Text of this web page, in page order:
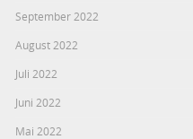
September 2022
August 2022
Juli 2022
Juni 2022
Mai 2022